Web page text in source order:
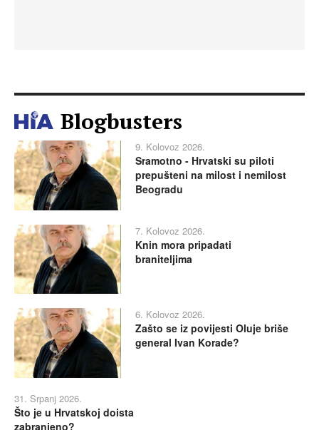
Blogbusters
9. Kolovoz 2026.
Sramotno - Hrvatski su piloti
prepušteni na milost i nemilost
Beogradu
7. Kolovoz 2026.
Knin mora pripadati
braniteljima
6. Kolovoz 2026.
Zašto se iz povijesti Oluje briše
general Ivan Korade?
31. Srpanj 2026.
Što je u Hrvatskoj doista
zabranjeno?